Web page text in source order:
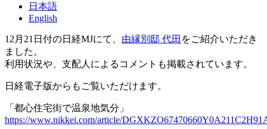
日本語
English
12月21日付の日経MJにて、 由縁別邸 代田 をご紹介いただき
ました。
利用状況や、支配人によるコメントも掲載されています。
日経電子版からもご覧いただけます。
「都心住宅街で温泉地気分」
https://www.nikkei.com/article/